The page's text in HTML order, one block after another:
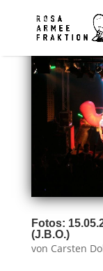
Fotos:
(J.B.O.)
von Carsten